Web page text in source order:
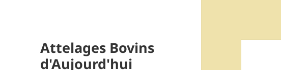
Attelages Bovins
d'Aujourd'hui